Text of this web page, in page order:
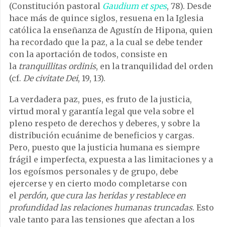
(Constitución pastoral Gaudium et spes, 78). Desde
hace más de quince siglos, resuena en la Iglesia
católica la enseñanza de Agustín de Hipona, quien
ha recordado que la paz, a la cual se debe tender
con la aportación de todos, consiste en
la tranquillitas ordinis, en la tranquilidad del orden
(cf. De civitate Dei, 19, 13).
La verdadera paz, pues, es fruto de la justicia,
virtud moral y garantía legal que vela sobre el
pleno respeto de derechos y deberes, y sobre la
distribución ecuánime de beneficios y cargas.
Pero, puesto que la justicia humana es siempre
frágil e imperfecta, expuesta a las limitaciones y a
los egoísmos personales y de grupo, debe
ejercerse y en cierto modo completarse con
el perdón, que cura las heridas y restablece en
profundidad las relaciones humanas truncadas. Esto
vale tanto para las tensiones que afectan a los